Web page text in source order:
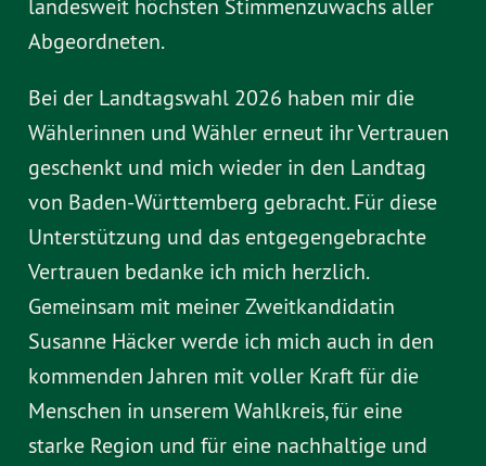
landesweit höchsten Stimmenzuwachs aller
Abgeordneten.
Bei der Landtagswahl 2026 haben mir die
Wählerinnen und Wähler erneut ihr Vertrauen
geschenkt und mich wieder in den Landtag
von Baden-Württemberg gebracht. Für diese
Unterstützung und das entgegengebrachte
Vertrauen bedanke ich mich herzlich.
Gemeinsam mit meiner Zweitkandidatin
Susanne Häcker werde ich mich auch in den
kommenden Jahren mit voller Kraft für die
Menschen in unserem Wahlkreis, für eine
starke Region und für eine nachhaltige und